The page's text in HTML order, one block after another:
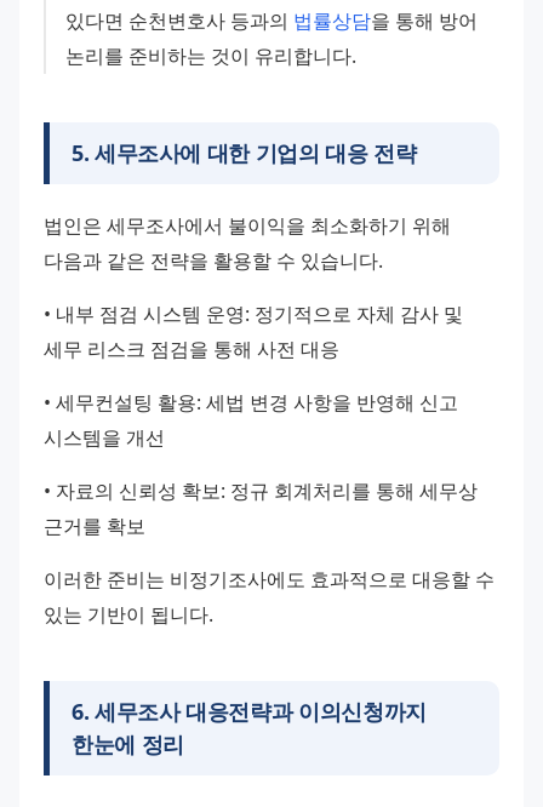
있다면 순천변호사 등과의 법률상담을 통해 방어
논리를 준비하는 것이 유리합니다.
5. 세무조사에 대한 기업의 대응 전략
법인은 세무조사에서 불이익을 최소화하기 위해
다음과 같은 전략을 활용할 수 있습니다.
• 내부 점검 시스템 운영: 정기적으로 자체 감사 및
세무 리스크 점검을 통해 사전 대응
• 세무컨설팅 활용: 세법 변경 사항을 반영해 신고
시스템을 개선
• 자료의 신뢰성 확보: 정규 회계처리를 통해 세무상
근거를 확보
이러한 준비는 비정기조사에도 효과적으로 대응할 수
있는 기반이 됩니다.
6. 세무조사 대응전략과 이의신청까지
한눈에 정리